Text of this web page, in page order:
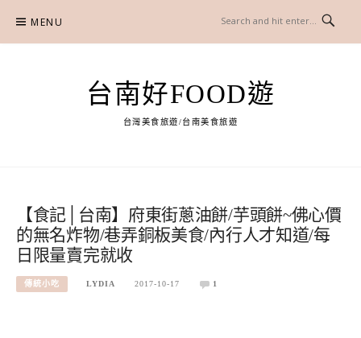
content
MENU
台南好FOOD遊
台灣美食旅遊/台南美食旅遊
【食記│台南】府東街蔥油餅/芋頭餅~佛心價
的無名炸物/巷弄銅板美食/內行人才知道/每
日限量賣完就收
傳統小吃 LYDIA 2017-10-17 1